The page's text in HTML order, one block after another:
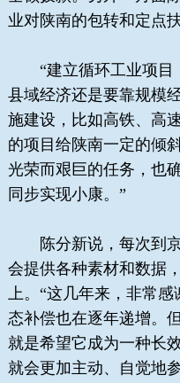
业对陕南的包转和定点
“建立循环工业项目
县域经济还是要靠规模
施建设，比如高铁、高
的项目给陕南一定的倾
光荣而艰巨的任务，也
同步实现小康。”
陈分新说，每次到京
会提供各种素材和数据
上。“这几年来，非常
态补偿也在逐年递增。
就是希望它成为一种长
就会更加主动、自觉地